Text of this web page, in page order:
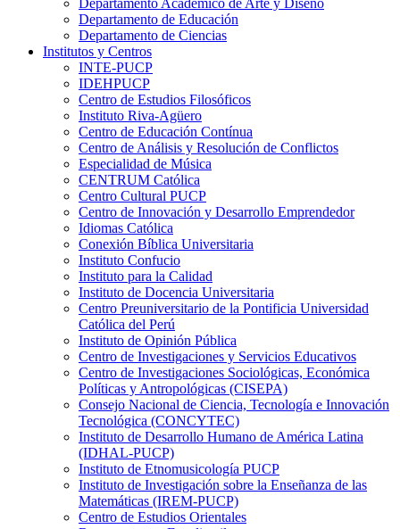
Departamento Académico de Arte y Diseño
Departamento de Educación
Departamento de Ciencias
Institutos y Centros
INTE-PUCP
IDEHPUCP
Centro de Estudios Filosóficos
Instituto Riva-Agüero
Centro de Educación Contínua
Centro de Análisis y Resolución de Conflictos
Especialidad de Música
CENTRUM Católica
Centro Cultural PUCP
Centro de Innovación y Desarrollo Emprendedor
Idiomas Católica
Conexión Bíblica Universitaria
Instituto Confucio
Instituto para la Calidad
Instituto de Docencia Universitaria
Centro Preuniversitario de la Pontificia Universidad
Católica del Perú
Instituto de Opinión Pública
Centro de Investigaciones y Servicios Educativos
Centro de Investigaciones Sociológicas, Económica
Políticas y Antropológicas (CISEPA)
Consejo Nacional de Ciencia, Tecnología e Innovación
Tecnológica (CONCYTEC)
Instituto de Desarrollo Humano de América Latina
(IDHAL-PUCP)
Instituto de Etnomusicología PUCP
Instituto de Investigación sobre la Enseñanza de las
Matemáticas (IREM-PUCP)
Centro de Estudios Orientales